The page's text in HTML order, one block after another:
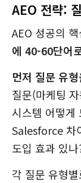
AEO 전략:
AEO 성공의
에 40-60단어
먼저 질문 유
질문(마케팅
시스템 어떻
Salesforce 차
도입 효과 있
각 질문 유형